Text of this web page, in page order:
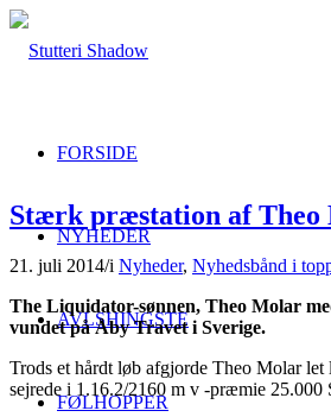
FORSIDE
NYHEDER
AVLSHINGSTE
FØLHOPPER
Stærk præstation af Theo
21. juli 2014/i Nyheder, Nyhedsbånd i
The Liquidator-sønnen, Theo Molar
vundet på Åby Travet i Sverige.
Trods et hårdt løb afgjorde Theo Molar
sejrede i 1.16.2/2160 m v -præmie 25.000